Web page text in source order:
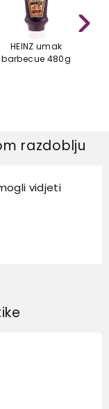
HEINZ umak
barbecue 480g
razdoblju
vidjeti